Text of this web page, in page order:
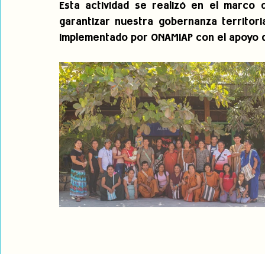
Esta actividad se realizó en el marco
garantizar nuestra gobernanza
implementado por ONAMIAP con el apoyo